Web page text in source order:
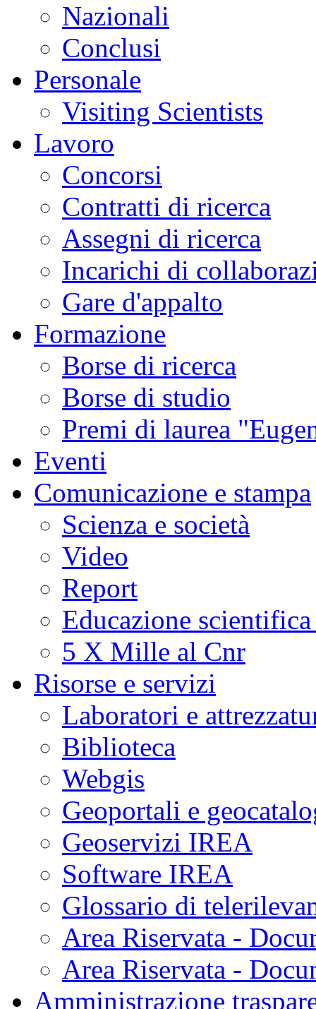
Nazionali
Conclusi
Personale
Visiting Scientists
Lavoro
Concorsi
Contratti di ricerca
Assegni di ricerca
Incarichi di
Gare d'appalto
Formazione
Borse di ricerca
Borse di studio
Premi di laurea
Eventi
Comunicazione e stampa
Scienza e società
Video
Report
Educazione
5 X Mille al Cnr
Risorse e servizi
Laboratori e
Biblioteca
Webgis
Geoportali e
Geoservizi IREA
Software IREA
Glossario di
Area Riservata -
Area Riservata -
Amministrazione